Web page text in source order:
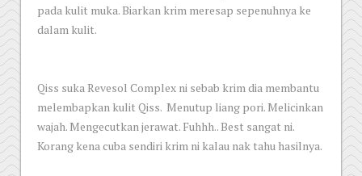
pada kulit muka. Biarkan krim meresap sepenuhnya ke
dalam kulit.
Qiss suka Revesol Complex ni sebab krim dia membantu
melembapkan kulit Qiss. Menutup liang pori. Melicinkan
wajah. Mengecutkan jerawat. Fuhhh.. Best sangat ni.
Korang kena cuba sendiri krim ni kalau nak tahu hasilnya.